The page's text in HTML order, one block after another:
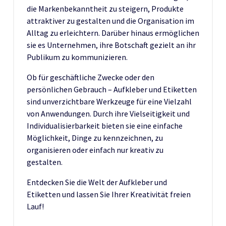
die Markenbekanntheit zu steigern, Produkte
attraktiver zu gestalten und die Organisation im
Alltag zu erleichtern. Darüber hinaus ermöglichen
sie es Unternehmen, ihre Botschaft gezielt an ihr
Publikum zu kommunizieren.
Ob für geschäftliche Zwecke oder den
persönlichen Gebrauch – Aufkleber und Etiketten
sind unverzichtbare Werkzeuge für eine Vielzahl
von Anwendungen. Durch ihre Vielseitigkeit und
Individualisierbarkeit bieten sie eine einfache
Möglichkeit, Dinge zu kennzeichnen, zu
organisieren oder einfach nur kreativ zu
gestalten.
Entdecken Sie die Welt der Aufkleber und
Etiketten und lassen Sie Ihrer Kreativität freien
Lauf!